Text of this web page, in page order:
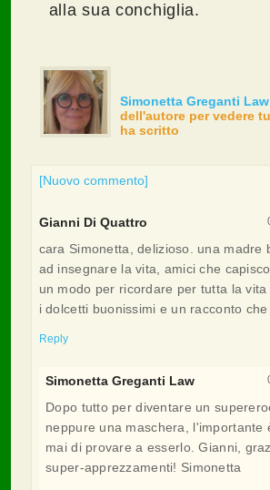
alla sua conchiglia.
Simonetta Greganti Law
dell'autore per vedere
ha scritto
[Nuovo commento]
Gianni Di Quattro
cara Simonetta, delizioso. una madre
ad insegnare la vita, amici che
un modo per ricordare per tutta la
i dolcetti buonissimi e un racconto che
Reply
Simonetta Greganti Law
Dopo tutto per diventare un
neppure una maschera, l'importante
mai di provare a esserlo. Gianni,
super-apprezzamenti! Simonetta